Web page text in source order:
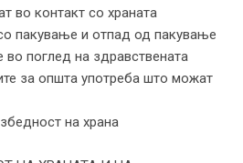
во контакт со храната
пакување и отпад од пакување
во поглед на здравствената
за општа употреба што можат
на храна